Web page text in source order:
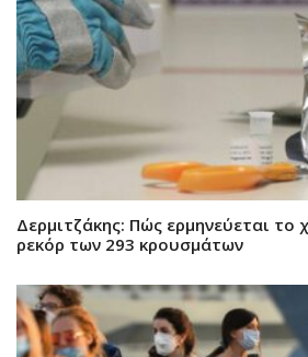
Δερμιτζάκης: Πώς ερμηνεύεται το
ρεκόρ των 293 κρουσμάτων